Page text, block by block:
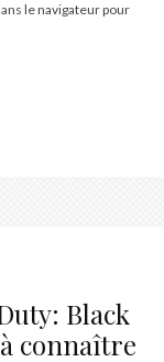
le navigateur pour
Black
connaître